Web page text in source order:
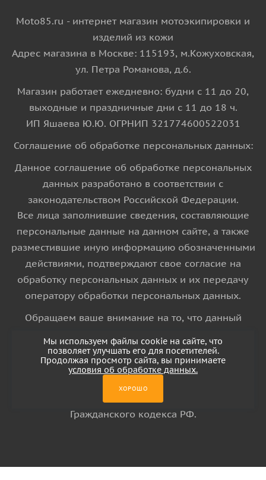
Moto85.ru - интернет магазин мотоэкипировки и
изделий из кожи
Адрес магазина в Москве: 115193, м.Кожуховская,
ул. Петра Романова, д.6.
Магазин работает ежедневно: будни с 11 до 20,
выходные и праздничные дни с 11 до 18 ч.
ИП Яшаева Ю.Ю. ОГРНИП 321774600522031
Соглашение об обработке персональных данных:
Данное соглашение об обработке персональных
данных разработано в соответствии с
законодательством Российской Федерации.
Все лица заполнившие сведения, составляющие
персональные данные на данном сайте, а также
разместившие иную информацию обозначенными
действиями, подтверждают свое согласие на
обработку персональных данных и их передачу
оператору обработки персональных данных.
Обращаем ваше внимание на то, что данный
информационный характер и ни при каких
условиях информационные материалы и цены,
Гражданского кодекса РФ.
Мы используем файлы cookie на сайте, что
позволяет улучшать его для посетителей.
Продолжая просмотр сайта, вы принимаете
условия об обработке данных.
ХОРОШО